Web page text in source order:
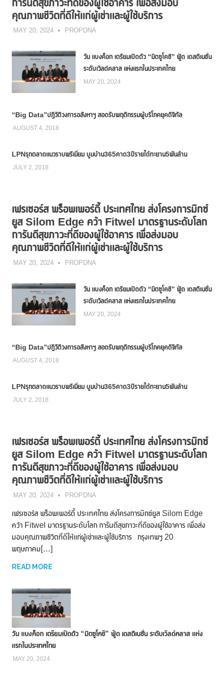
การันตีสุขภาวะที่ดีของผู้ใช้อาคาร เพื่อส่งมอบ
คุณภาพชีวิตที่ดีให้แก่ผู้เช่าและผู้ใช้บริการ
MAY 20, 2024 PROPDNA
วัน แบงค็อก เตรียมเปิดตัว “มิตซูโคชิ” ฟู้ด เดสติเนชั่น
ระดับเวิลด์คลาส แห่งแรกในประเทศไทย
MAY 20, 2024
“Big Data”ปฏิวัติวงการอสังหาฯ สอดรับพฤติกรรมผู้บริโภคยุคดิจิทัล
AUGUST 4, 2018
LPNรุกตลาดแนวราบพรีเมี่ยม บูมบ้าน365คาด3ปีรายได้ทะยาน5พันล้าน
JULY 2, 2018
เฟรเซอร์ส พร็อพเพอร์ตี้ ประเทศไทย ส่งโครงการมิกซ์
ยูส Silom Edge คว้า Fitwel มาตรฐานระดับโลก
การันตีสุขภาวะที่ดีของผู้ใช้อาคาร เพื่อส่งมอบ
คุณภาพชีวิตที่ดีให้แก่ผู้เช่าและผู้ใช้บริการ
MAY 20, 2024 PROPDNA
วัน แบงค็อก เตรียมเปิดตัว “มิตซูโคชิ” ฟู้ด เดสติเนชั่น
ระดับเวิลด์คลาส แห่งแรกในประเทศไทย
MAY 20, 2024
“Big Data”ปฏิวัติวงการอสังหาฯ สอดรับพฤติกรรมผู้บริโภคยุคดิจิทัล
AUGUST 4, 2018
LPNรุกตลาดแนวราบพรีเมี่ยม บูมบ้าน365คาด3ปีรายได้ทะยาน5พันล้าน
JULY 2, 2018
เฟรเซอร์ส พร็อพเพอร์ตี้ ประเทศไทย ส่งโครงการมิกซ์
ยูส Silom Edge คว้า Fitwel มาตรฐานระดับโลก
การันตีสุขภาวะที่ดีของผู้ใช้อาคาร เพื่อส่งมอบ
คุณภาพชีวิตที่ดีให้แก่ผู้เช่าและผู้ใช้บริการ
MAY 20, 2024 PROPDNA
เฟรเซอร์ส พร็อพเพอร์ตี้ ประเทศไทย ส่งโครงการมิกซ์ยูส Silom Edge
คว้า Fitwel มาตรฐานระดับโลก การันตีสุขภาวะที่ดีของผู้ใช้อาคาร เพื่อส่ง
มอบคุณภาพชีวิตที่ดีให้แก่ผู้เช่าและผู้ใช้บริการ กรุงเทพฯ 20
พฤษภาคม[…]
READ MORE
วัน แบงค็อก เตรียมเปิดตัว “มิตซูโคชิ” ฟู้ด เดสติเนชั่น ระดับเวิลด์คลาส แห่ง
แรกในประเทศไทย
MAY 20, 2024